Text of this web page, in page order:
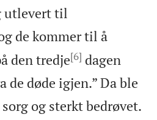
utlevert til
de kommer til å
den tredje[6] dagen
de døde igjen.” Da ble
og sterkt bedrøvet.